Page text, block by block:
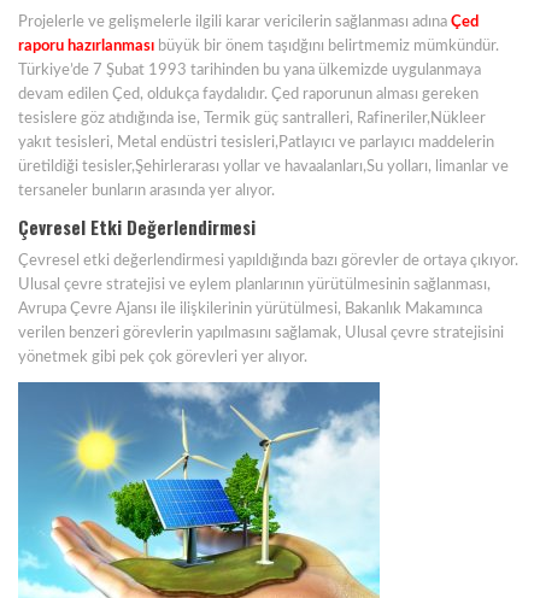
Projelerle ve gelişmelerle ilgili karar vericilerin sağlanması adına Çed
raporu hazırlanması büyük bir önem taşıdğını belirtmemiz mümkündür.
Türkiye’de 7 Şubat 1993 tarihinden bu yana ülkemizde uygulanmaya
devam edilen Çed, oldukça faydalıdır. Çed raporunun alması gereken
tesislere göz atıdığında ise, Termik güç santralleri, Rafineriler,Nükleer
yakıt tesisleri, Metal endüstri tesisleri,Patlayıcı ve parlayıcı maddelerin
üretildiği tesisler,Şehirlerarası yollar ve havaalanları,Su yolları, limanlar ve
tersaneler bunların arasında yer alıyor.
Çevresel Etki Değerlendirmesi
Çevresel etki değerlendirmesi yapıldığında bazı görevler de ortaya çıkıyor.
Ulusal çevre stratejisi ve eylem planlarının yürütülmesinin sağlanması,
Avrupa Çevre Ajansı ile ilişkilerinin yürütülmesi, Bakanlık Makamınca
verilen benzeri görevlerin yapılmasını sağlamak, Ulusal çevre stratejisini
yönetmek gibi pek çok görevleri yer alıyor.